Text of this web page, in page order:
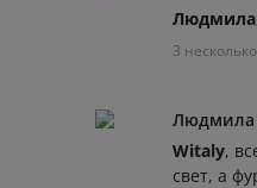
Людмила
3
Людмила
Witaly,
свет, а